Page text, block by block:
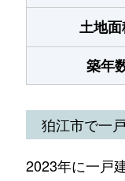
土地
築年
狛江市で一
2023年に一戸